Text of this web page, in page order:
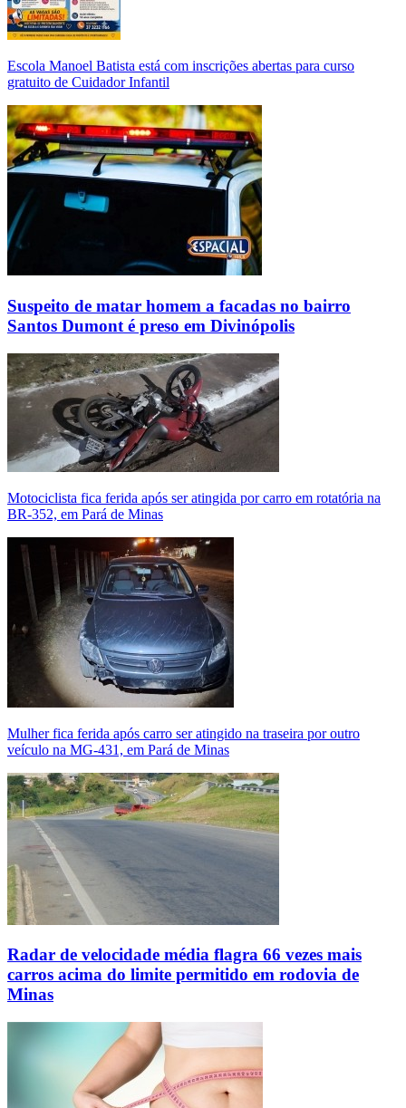
Escola Manoel Batista está com inscrições abertas para curso
gratuito de Cuidador Infantil
Suspeito de matar homem a facadas no bairro
Santos Dumont é preso em Divinópolis
Motociclista fica ferida após ser atingida por carro em rotatória na
BR-352, em Pará de Minas
Mulher fica ferida após carro ser atingido na traseira por outro
veículo na MG-431, em Pará de Minas
Radar de velocidade média flagra 66 vezes mais
carros acima do limite permitido em rodovia de
Minas